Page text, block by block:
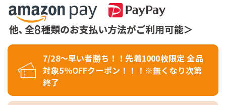
7/28～早い者勝ち！！先着1000枚限定 全品
対象5％OFFクーポン！！！※無くなり次第
終了